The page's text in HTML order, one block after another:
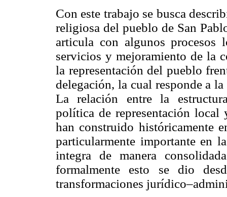
Con este trabajo se busca
religiosa del pueblo de San
articula con algunos procesos
servicios y mejoramiento de la
la representación del pueblo
delegación, la cual responde a
La relación entre la
política de representación
han construido históricamente
particularmente importante en
integra de manera
formalmente esto se dio
transformaciones